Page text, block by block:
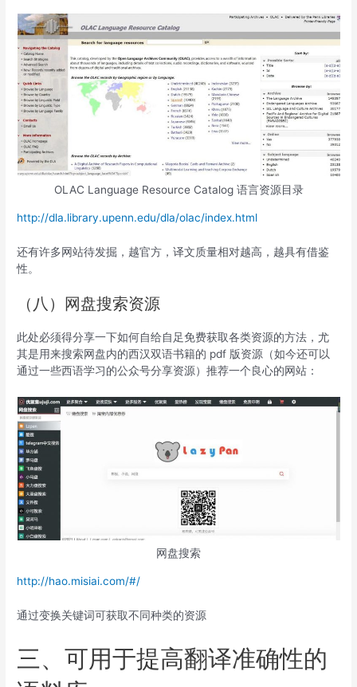
OLAC Language Resource Catalog 语言资源目录
http://dla.library.upenn.edu/dla/olac/index.html
还有许多网站待发掘，越官方，译文质量相对越高，越具有借鉴
性。
（八）网盘搜索资源
此处必须得分享一下如何自给自足免费获取各类资源的方法，尤
其是用来搜索网盘内的西汉双语书籍的 pdf 版资源（如今还可以
通过一些西语学习的公众号分享资源）推荐一个良心的网站：
网盘搜索
http://hao.misiai.com/#/
通过变换关键词可获取不同种类的资源
三、可用于提高翻译准确性的